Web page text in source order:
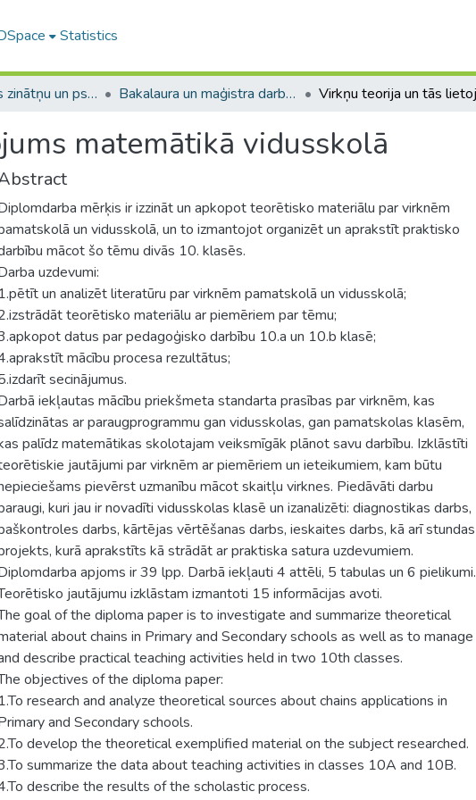
Statistics
A -- Izglītības zinātņu un psiholoģijas fakultāte / Faculty of Education Sciences and Psychology Bakalaura un maģistra darbi (PPMF) / Bachelor's and Master's theses
matemātikā vidusskolā
mērķis ir izzināt un apkopot teorētisko materiālu par virknēm
un vidusskolā, un to izmantojot organizēt un aprakstīt praktisko
mācot šo tēmu divās 10. klasēs.
uzdevumi:
1.pētīt un analizēt literatūru par virknēm pamatskolā un vidusskolā;
teorētisko materiālu ar piemēriem par tēmu;
datus par pedagoģisko darbību 10.a un 10.b klasē;
mācību procesa rezultātus;
secinājumus.
iekļautas mācību priekšmeta standarta prasības par virknēm, kas
ar paraugprogrammu gan vidusskolas, gan pamatskolas klasēm,
palīdz matemātikas skolotajam veiksmīgāk plānot savu darbību. Izklāstīti
jautājumi par virknēm ar piemēriem un ieteikumiem, kam būtu
pievērst uzmanību mācot skaitļu virknes. Piedāvāti darbu
kuri jau ir novadīti vidusskolas klasē un izanalizēti: diagnostikas darbs,
darbs, kārtējas vērtēšanas darbs, ieskaites darbs, kā arī stundas
kurā aprakstīts kā strādāt ar praktiska satura uzdevumiem.
apjoms ir 39 lpp. Darbā iekļauti 4 attēli, 5 tabulas un 6 pielikumi.
jautājumu izklāstam izmantoti 15 informācijas avoti.
goal of the diploma paper is to investigate and summarize theoretical
about chains in Primary and Secondary schools as well as to manage
describe practical teaching activities held in two 10th classes.
objectives of the diploma paper:
1.To research and analyze theoretical sources about chains applications in
and Secondary schools.
develop the theoretical exemplified material on the subject researched.
summarize the data about teaching activities in classes 10A and 10B.
describe the results of the scholastic process.